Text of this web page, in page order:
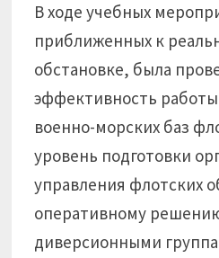
В ходе учебных
приближенных к
обстановке, была
эффективность
военно-морских баз
уровень подготовки
управления флотских
оперативному
диверсионными